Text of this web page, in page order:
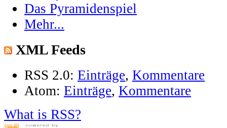
Das Pyramidenspiel
Mehr...
XML Feeds
RSS 2.0: Einträge, Kommentare
Atom: Einträge, Kommentare
What is RSS?